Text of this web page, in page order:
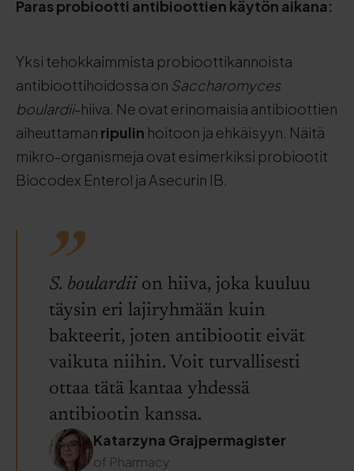
Paras probiootti antibioottien käytön aikana:
Yksi tehokkaimmista probioottikannoista
antibioottihoidossa on Saccharomyces
boulardii-hiiva. Ne ovat erinomaisia antibioottien
aiheuttaman ripulin hoitoon ja ehkäisyyn. Näitä
mikro-organismeja ovat esimerkiksi probiootit
Biocodex Enterol ja Asecurin IB.
S. boulardii on hiiva, joka kuuluu
täysin eri lajiryhmään kuin
bakteerit, joten antibiootit eivät
vaikuta niihin. Voit turvallisesti
ottaa tätä kantaa yhdessä
antibiootin kanssa.
Katarzyna Grajpermagister
of Pharmacy